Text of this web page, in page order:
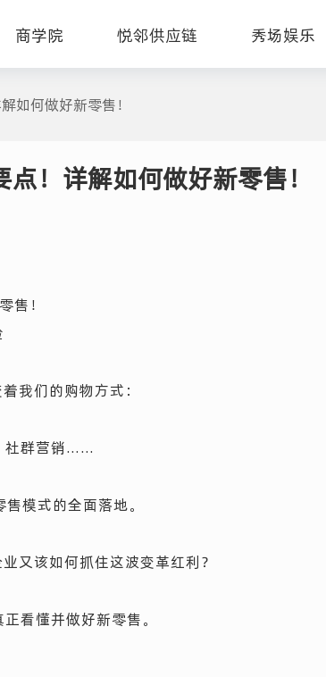
商学院 悦邻供应链 秀场娱乐
如何做好新零售！
！详解如何做好新零售！
售！
我们的购物方式：
社群营销……
模式的全面落地。
又该如何抓住这波变革红利？
看懂并做好新零售。